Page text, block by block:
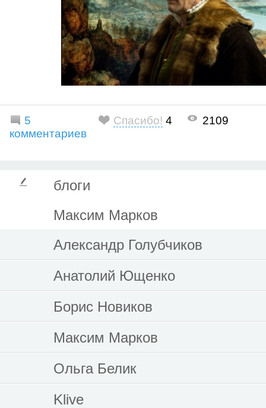
5
комментариев
Спасибо! 4 2109
блоги
Максим Марков
Александр Голубчиков
Анатолий Ющенко
Борис Новиков
Максим Марков
Ольга Белик
Klive